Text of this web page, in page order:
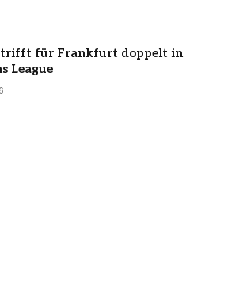
trifft für Frankfurt doppelt in
League